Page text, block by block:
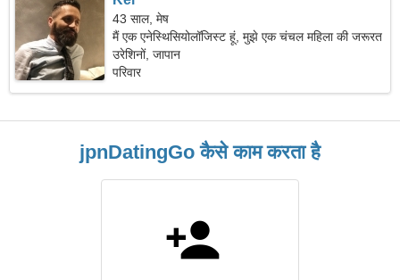
43 साल, मेष
मैं एक एनेस्थिसियोलॉजिस्ट हूं, मुझे एक चंचल महिला की जरूरत
है।
उरेशिनों, जापान
परिवार
jpnDatingGo कैसे काम करता है